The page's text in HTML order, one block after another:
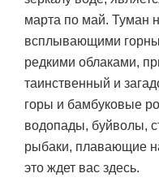
марта по май. Туман
всплывающими
редкими облаками,
таинственный и
горы и бамбуковые
водопады, буйволы,
рыбаки, плавающие
это ждет вас здесь.